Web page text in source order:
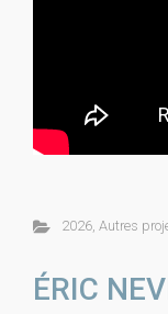
2026, Autres
ÉRIC